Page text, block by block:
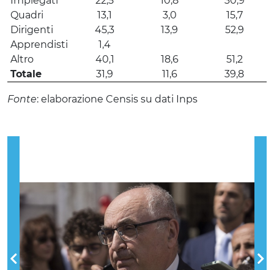
Quadri
13,1 3,0
15,7
Dirigenti
45,3 13,9
52,9
Apprendisti
1,4
Altro
40,1 18,6
51,2
Totale
31,9 11,6 39,8
Fonte: elaborazione Censis su dati Inps